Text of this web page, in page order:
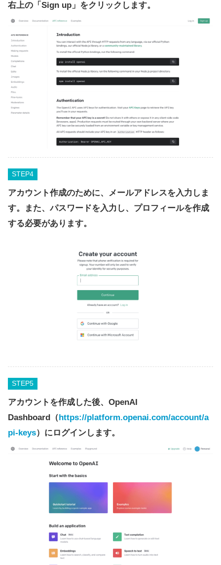
右上の「Sign up」をクリックします。
STEP
アカウント作成のために、メールアドレスを入力しま
す。また、パスワードを入力し、プロフィールを作成
する必要があります。
STEP
アカウントを作成した後、OpenAI
Dashboard（https://platform.openai.com/account/a
pi-keys）にログインします。